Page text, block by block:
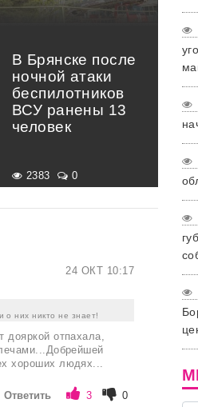
В Брянске после
ночной атаки
беспилотников
ВСУ ранены 13
человек
2383 0
24 ОКТ 10:17
о них никто не знает!
отпахала,
хороших людях...
Ответить 3 0